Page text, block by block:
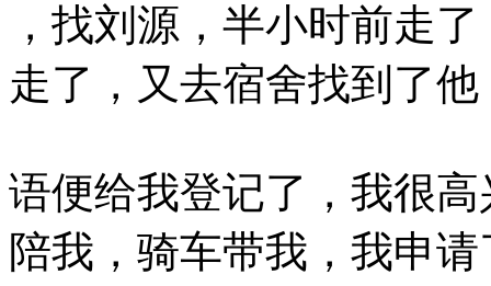
，找刘源，半小时前走
走了，又去宿舍找到了
语便给我登记了，我很
陪我，骑车带我，我申请